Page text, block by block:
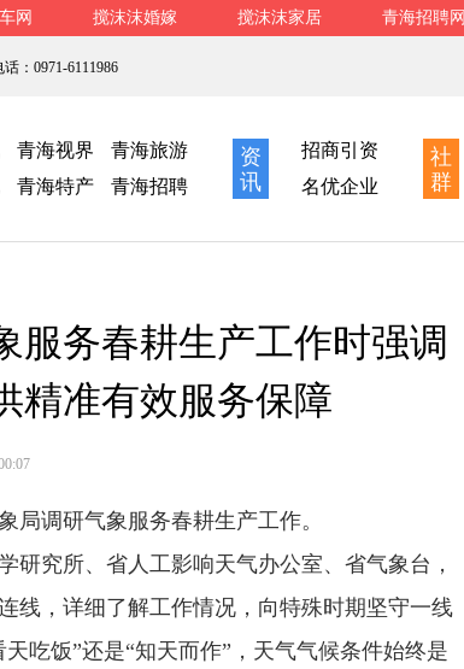
网 搅沫沫婚嫁 搅沫沫家居 青海招聘网
：0971-6111986
青海视界
青海旅游
青海特产 青海招聘
资
讯
招商引资
名优企业
社
群
服务春耕生产工作时强调
精准有效服务保障
调研气象服务春耕生产工作。
究所、省人工影响天气办公室、省气象台，
线，详细了解工作情况，向特殊时期坚守一线
吃饭”还是“知天而作”，天气气候条件始终是